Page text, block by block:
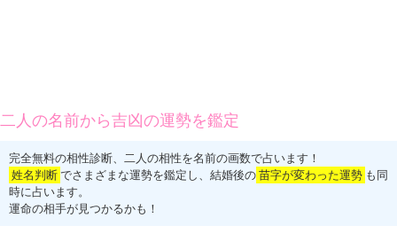
二人の名前から吉凶の運勢を鑑定
完全無料の相性診断、二人の相性を名前の画数で占います！
姓名判断 でさまざまな運勢を鑑定し、結婚後の 苗字が変わった運勢 も同
時に占います。
運命の相手が見つかるかも！